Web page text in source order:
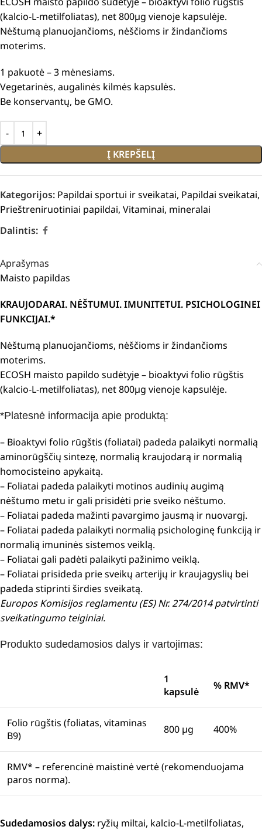
(kalcio-L-metilfoliatas), net 800µg vienoje kapsulėje.
Nėštumą planuojančioms, nėščioms ir žindančioms
moterims.
1 pakuotė – 3 mėnesiams.
Vegetarinės, augalinės kilmės kapsulės.
Be konservantų, be GMO.
Į KREPŠELĮ
Kategorijos: Papildai sportui ir sveikatai, Papildai sveikatai,
Prieštreniruotiniai papildai, Vitaminai, mineralai
Dalintis:
Aprašymas
Maisto papildas
KRAUJODARAI. NĖŠTUMUI. IMUNITETUI. PSICHOLOGINEI
FUNKCIJAI.*
Nėštumą planuojančioms, nėščioms ir žindančioms
moterims.
ECOSH maisto papildo sudėtyje – bioaktyvi folio rūgštis
(kalcio-L-metilfoliatas), net 800µg vienoje kapsulėje.
*Platesnė informacija apie produktą:
– Bioaktyvi folio rūgštis (foliatai) padeda palaikyti normalią
aminorūgščių sintezę, normalią kraujodarą ir normalią
homocisteino apykaitą.
– Foliatai padeda palaikyti motinos audinių augimą
nėštumo metu ir gali prisidėti prie sveiko nėštumo.
– Foliatai padeda mažinti pavargimo jausmą ir nuovargį.
– Foliatai padeda palaikyti normalią psichologinę funkciją ir
normalią imuninės sistemos veiklą.
– Foliatai gali padėti palaikyti pažinimo veiklą.
– Foliatai prisideda prie sveikų arterijų ir kraujagyslių bei
padeda stiprinti širdies sveikatą.
Europos Komisijos reglamentu (ES) Nr. 274/2014 patvirtinti
sveikatingumo teiginiai.
Produkto sudedamosios dalys ir vartojimas:
1
kapsulė
% RMV*
Folio rūgštis (foliatas, vitaminas
B9)
800 µg 400%
RMV* – referencinė maistinė vertė (rekomenduojama
paros norma).
Sudedamosios dalys: ryžių miltai, kalcio-L-metilfoliatas,